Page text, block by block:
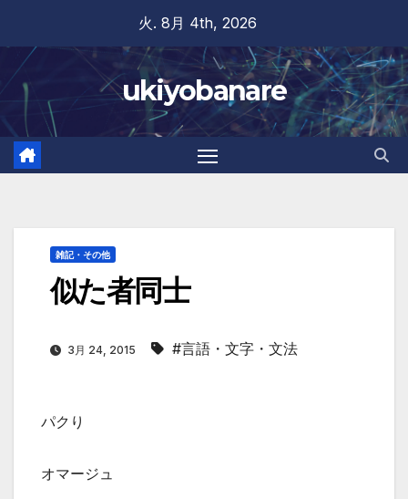
content
火. 8月 4th, 2026
ukiyobanare
雑記・その他
似た者同士
3月 24, 2015 #言語・文字・文法
パクり
オマージュ